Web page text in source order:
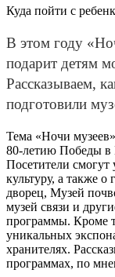
Куда пойти с
В этом году
подарит детям
Рассказываем,
подготовили
Тема «Ночи
80-летию Победы в
Посетители смогут
культуру, а также
дворец, Музей
музей связи и
программы. Кроме
уникальных
хранителях.
программах, по